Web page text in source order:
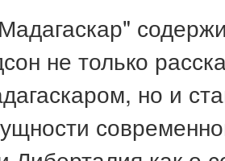
не только
но и